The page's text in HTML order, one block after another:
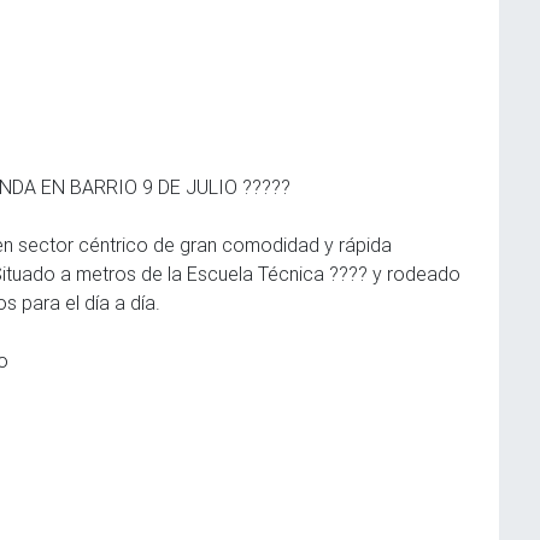
EN BARRIO 9 DE JULIO ?????
sector céntrico de gran comodidad y rápida
a metros de la Escuela Técnica ???? y rodeado
para el día a día.